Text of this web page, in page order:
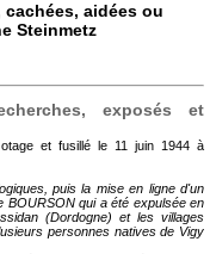
cachées, aidées ou
Steinmetz
exposés et
et fusillé le 11 juin 1944 à
puis la mise en ligne d'un
BOURSON qui a été expulsée en
(Dordogne) et les villages
personnes natives de Vigy